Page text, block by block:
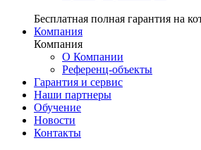
Бесплатная полная гарантия на
Компания
Компания
О Компании
Референц-объекты
Гарантия и сервис
Наши партнеры
Обучение
Новости
Контакты